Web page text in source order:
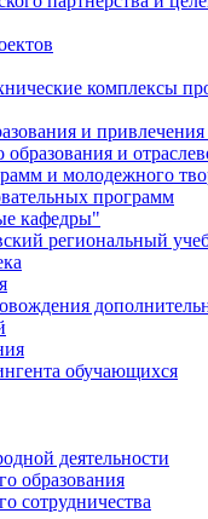
комплексы
и привлечения
и
и молодежного
программ
кафедры"
региональный
обучающихся
деятельности
образования
сотрудничества